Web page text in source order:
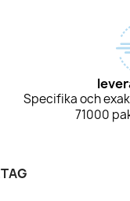
Specifika och
71000